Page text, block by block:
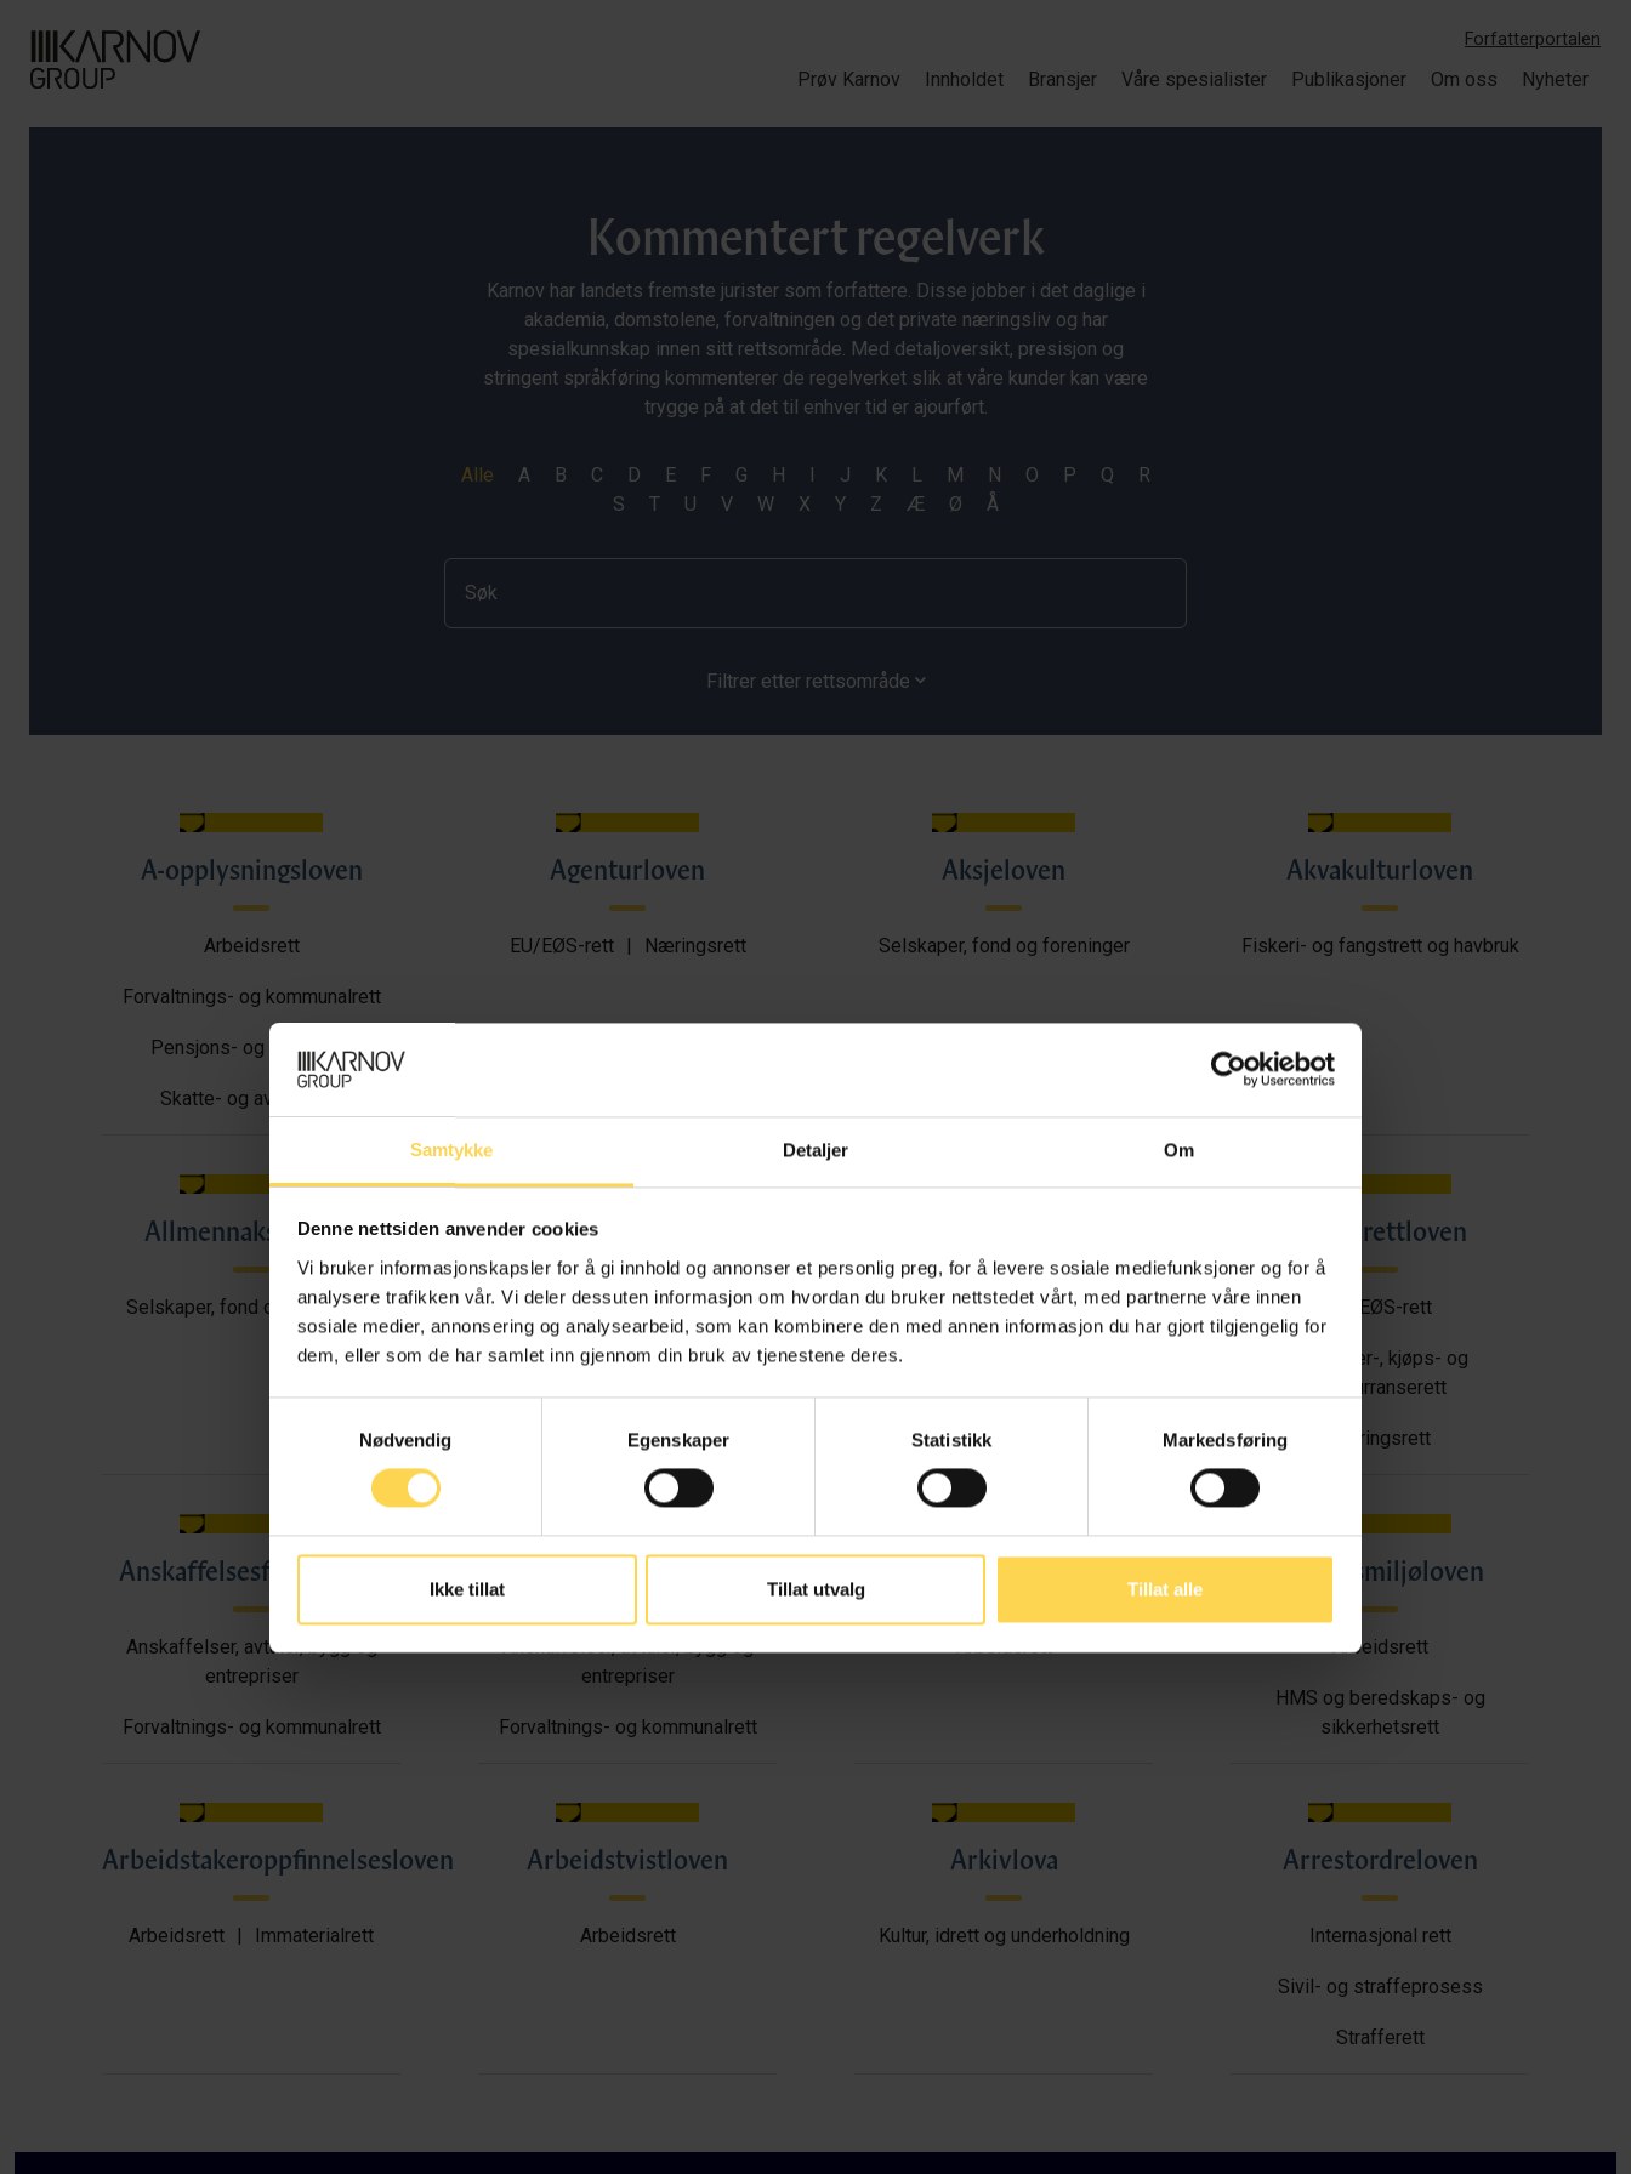
Samtykke Detaljer Om
Denne nettsiden anvender cookies
Vi bruker informasjonskapsler for å gi innhold og annonser et personlig preg, for å levere sosiale mediefunksjoner og for å
analysere trafikken vår. Vi deler dessuten informasjon om hvordan du bruker nettstedet vårt, med partnerne våre innen
sosiale medier, annonsering og analysearbeid, som kan kombinere den med annen informasjon du har gjort tilgjengelig for
dem, eller som de har samlet inn gjennom din bruk av tjenestene deres.
Nødvendig
Egenskaper Statistikk Markedsføring
Ikke tillat Tillat utvalg Tillat alle
Forfatterportalen
Prøv Karnov Innholdet Bransjer Våre spesialister Publikasjoner Om oss Nyheter
Kommentert regelverk
Karnov har landets fremste jurister som forfattere. Disse jobber i det daglige i
akademia, domstolene, forvaltningen og det private næringsliv og har
spesialkunnskap innen sitt rettsområde. Med detaljoversikt, presisjon og
stringent språkføring kommenterer de regelverket slik at våre kunder kan være
trygge på at det til enhver tid er ajourført.
Filtrer etter rettsområde
A-opplysningsloven
Arbeidsrett
Forvaltnings- og kommunalrett
Pensjons- og trygderett
Skatte- og avgiftsrett
Agenturloven
EU/EØS-rett | Næringsrett
Aksjeloven
Selskaper, fond og foreninger
Akvakulturloven
Fiskeri- og fangstrett og havbruk
Allmennaksjeloven
Selskaper, fond og foreninger
Allmenngjøringsloven
Arbeidsrett
behandlingsloven
Helse- og omsorgsrett
Angrerettloven
EU/EØS-rett
Forbruker-, kjøps- og
konkurranserett
Næringsrett
Anskaffelsesforskriften
Anskaffelser, avtaler, bygg og
entrepriser
Forvaltnings- og kommunalrett
Anskaffelsesloven
Anskaffelser, avtaler, bygg og
entrepriser
Forvaltnings- og kommunalrett
Arbeidsmarkedsloven
Arbeidsrett
Arbeidsmiljøloven
Arbeidsrett
HMS og beredskaps- og
sikkerhetsrett
Arbeidstakeroppfinnelsesloven
Arbeidsrett | Immaterialrett
Arbeidstvistloven
Arbeidsrett
Arkivlova
Kultur, idrett og underholdning
Arrestordreloven
Internasjonal rett
Sivil- og straffeprosess
Strafferett